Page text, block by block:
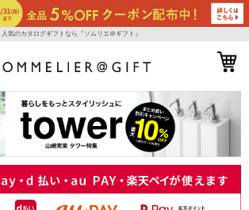
人気のカタログギフトなら『ソムリエ＠ギフト』